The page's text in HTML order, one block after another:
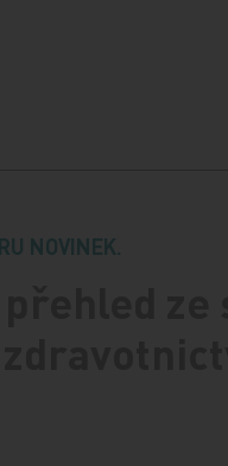
NOVINEK.